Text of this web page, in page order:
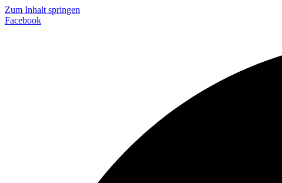
Zum Inhalt springen
Facebook